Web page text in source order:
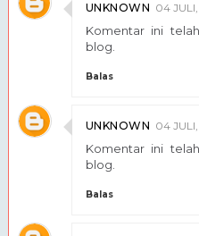
UNKNOWN 04
Komentar ini
blog.
Balas
UNKNOWN 04 JULI,
Komentar ini
blog.
Balas